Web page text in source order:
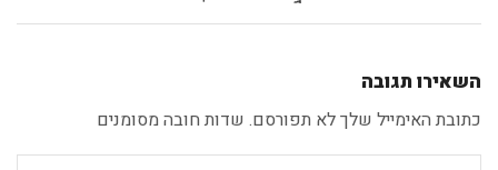
השאירו תגובה
כתובת האימייל שלך לא תפורסם. שדות חובה מסומנים